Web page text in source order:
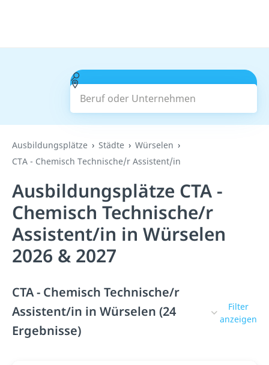
Beruf oder Unternehmen
Suchen
Ausbildungsplätze Städte
Würselen
CTA - Chemisch Technische/r Assistent/in
Ausbildungsplätze CTA -
Chemisch Technische/r
Assistent/in in Würselen
2026 & 2027
CTA - Chemisch Technische/r
Assistent/in in Würselen (24
Ergebnisse)
Filter
anzeigen